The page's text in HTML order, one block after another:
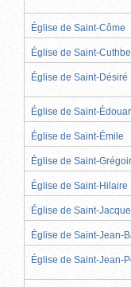
Église de Saint-Côme
Église de Saint-
Église de Saint-Désiré
Église de Saint-
Église de Saint-Émile
Église de Saint-
Église de Saint-Hilaire
Église de Saint-
Église de Saint-Jean-
Église de Saint-Jean-